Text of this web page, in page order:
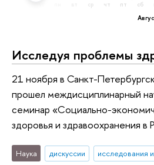
ср чт пт сб
Исследуя проблемы
21 ноября в Санкт-
прошел междисциплинарный
семинар «Социально-
здоровья и здравоохранения в
Наука дискуссии
исследования